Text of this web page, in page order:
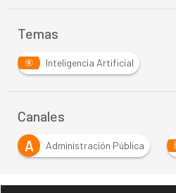
Temas
Inteligencia Artificial
Canales
A
Administración Pública